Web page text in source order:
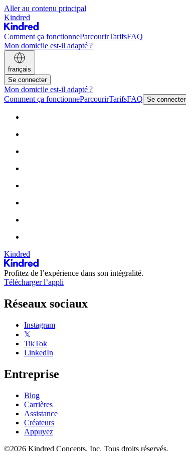
Aller au contenu principal
Kindred
Comment ça fonctionneParcourirTarifsFAQ
Mon domicile est-il adapté ?
français
Se connecter
Mon domicile est-il adapté ?
Comment ça fonctionneParcourirTarifsFAQ Se connecter
Kindred
Profitez de l’expérience dans son intégralité.
Télécharger l’appli
Réseaux sociaux
Instagram
𝕏
TikTok
LinkedIn
Entreprise
Blog
Carrières
Assistance
Créateurs
Appuyez
©2026 Kindred Concepts, Inc. Tous droits réservés.